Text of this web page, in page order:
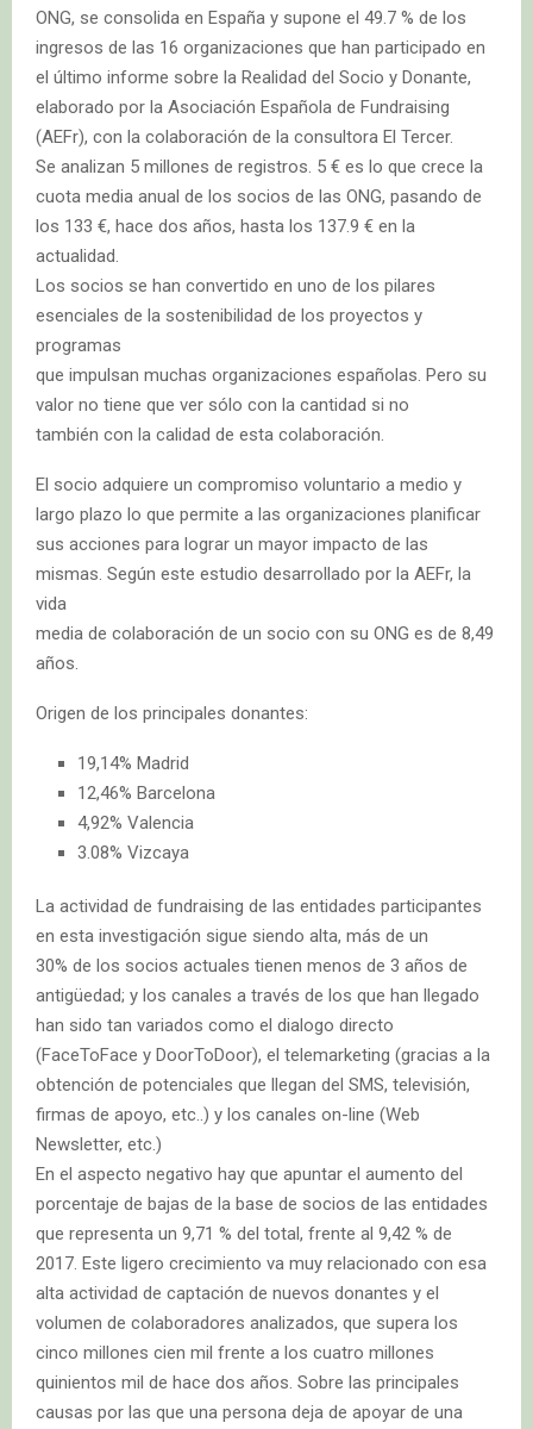
ONG, se consolida en España y supone el 49.7 % de los
ingresos de las 16 organizaciones que han participado en
el último informe sobre la Realidad del Socio y Donante,
elaborado por la Asociación Española de Fundraising
(AEFr), con la colaboración de la consultora El Tercer.
Se analizan 5 millones de registros. 5 € es lo que crece la
cuota media anual de los socios de las ONG, pasando de
los 133 €, hace dos años, hasta los 137.9 € en la
actualidad.
Los socios se han convertido en uno de los pilares
esenciales de la sostenibilidad de los proyectos y
programas
que impulsan muchas organizaciones españolas. Pero su
valor no tiene que ver sólo con la cantidad si no
también con la calidad de esta colaboración.
El socio adquiere un compromiso voluntario a medio y
largo plazo lo que permite a las organizaciones planificar
sus acciones para lograr un mayor impacto de las
mismas. Según este estudio desarrollado por la AEFr, la
vida
media de colaboración de un socio con su ONG es de 8,49
años.
Origen de los principales donantes:
19,14% Madrid
12,46% Barcelona
4,92% Valencia
3.08% Vizcaya
La actividad de fundraising de las entidades participantes
en esta investigación sigue siendo alta, más de un
30% de los socios actuales tienen menos de 3 años de
antigüedad; y los canales a través de los que han llegado
han sido tan variados como el dialogo directo
(FaceToFace y DoorToDoor), el telemarketing (gracias a la
obtención de potenciales que llegan del SMS, televisión,
firmas de apoyo, etc..) y los canales on-line (Web
Newsletter, etc.)
En el aspecto negativo hay que apuntar el aumento del
porcentaje de bajas de la base de socios de las entidades
que representa un 9,71 % del total, frente al 9,42 % de
2017. Este ligero crecimiento va muy relacionado con esa
alta actividad de captación de nuevos donantes y el
volumen de colaboradores analizados, que supera los
cinco millones cien mil frente a los cuatro millones
quinientos mil de hace dos años. Sobre las principales
causas por las que una persona deja de apoyar de una